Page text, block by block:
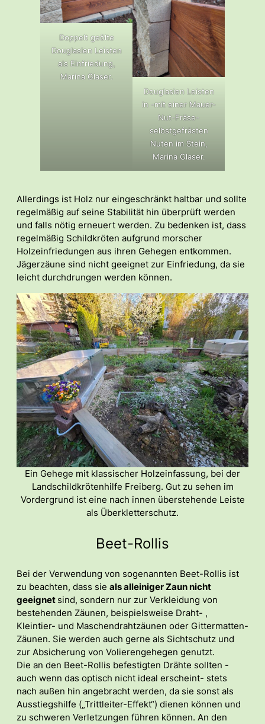
Doppelt geölte
Douglasien Leisten
als Einfriedung,
Marina Glaser.
Douglasien Leisten
in -mit einer Mauer-
Nut-Fräse-
selbstgefrästen
Nuten im Stein,
Marina Glaser.
Allerdings ist Holz nur eingeschränkt haltbar und sollte
regelmäßig auf seine Stabilität hin überprüft werden
und falls nötig erneuert werden. Zu bedenken ist, dass
regelmäßig Schildkröten aufgrund morscher
Holzeinfriedungen aus ihren Gehegen entkommen.
Jägerzäune sind nicht geeignet zur Einfriedung, da sie
leicht durchdrungen werden können.
Ein Gehege mit klassischer Holzeinfassung, bei der
Landschildkrötenhilfe Freiberg. Gut zu sehen im
Vordergrund ist eine nach innen überstehende Leiste
als Überkletterschutz.
Beet-Rollis
Bei der Verwendung von sogenannten Beet-Rollis ist
zu beachten, dass sie als alleiniger Zaun nicht
geeignet sind, sondern nur zur Verkleidung von
bestehenden Zäunen, beispielsweise Draht- ,
Kleintier- und Maschendrahtzäunen oder Gittermatten-
Zäunen. Sie werden auch gerne als Sichtschutz und
zur Absicherung von Volierengehegen genutzt.
Die an den Beet-Rollis befestigten Drähte sollten -
auch wenn das optisch nicht ideal erscheint- stets
nach außen hin angebracht werden, da sie sonst als
Ausstiegshilfe („Trittleiter-Effekt“) dienen können und
zu schweren Verletzungen führen können. An den